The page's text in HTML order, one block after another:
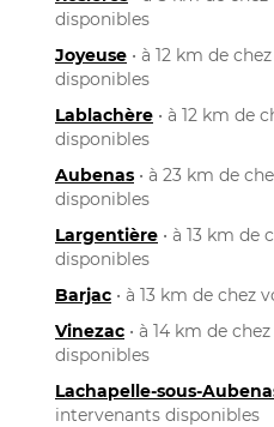
disponibles
Joyeuse • à 12 km de
disponibles
Lablachère • à 12 km de
disponibles
Aubenas • à 23 km de
disponibles
Largentière • à 13 km de
disponibles
Barjac • à 13 km de chez
Vinezac • à 14 km de
disponibles
Lachapelle-sous-
intervenants disponibles